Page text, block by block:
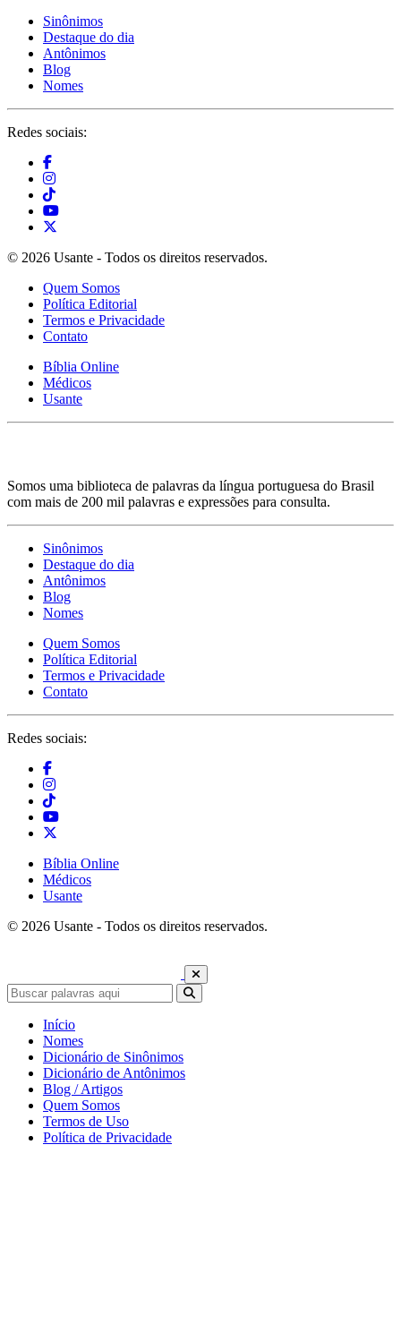
Sinônimos
Destaque do dia
Antônimos
Blog
Nomes
Redes sociais:
© 2026 Usante - Todos os direitos reservados.
Quem Somos
Política Editorial
Termos e Privacidade
Contato
Bíblia Online
Médicos
Usante
Somos uma biblioteca de palavras da língua portuguesa do Brasil
com mais de 200 mil palavras e expressões para consulta.
Sinônimos
Destaque do dia
Antônimos
Blog
Nomes
Quem Somos
Política Editorial
Termos e Privacidade
Contato
Redes sociais:
Bíblia Online
Médicos
Usante
© 2026 Usante - Todos os direitos reservados.
Início
Nomes
Dicionário de Sinônimos
Dicionário de Antônimos
Blog / Artigos
Quem Somos
Termos de Uso
Política de Privacidade